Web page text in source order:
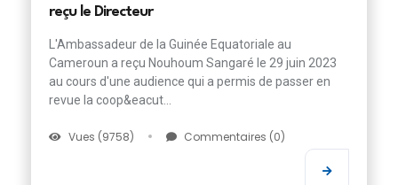
reçu le Directeur
L'Ambassadeur de la Guinée Equatoriale au
Cameroun a reçu Nouhoum Sangaré le 29 juin 2023
au cours d'une audience qui a permis de passer en
revue la coop&eacut...
Vues (9758) Commentaires (0)